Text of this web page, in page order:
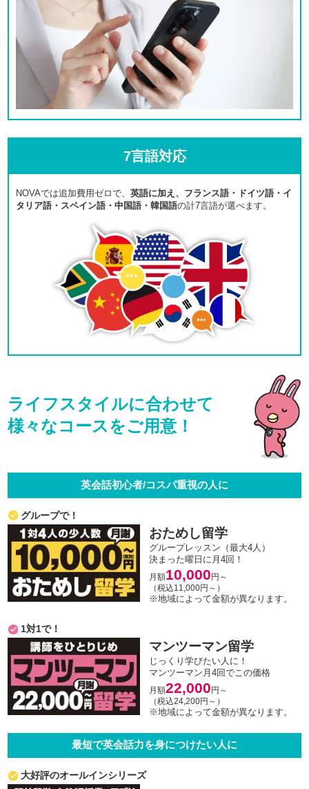
7言語対応
NOVAでは追加費用ゼロで、 英語に加え、フランス語・ドイツ語・イ
タリア語・スペイン語・中国語・韓国語の計7言語が選べます。
ライフスタイルに合わせて
様々なコースをご用意！
英会話初心者/コスパ重視の人に
グループで！
おためし留学
グループレッスン（最大4人）
決まった曜日に月4回！
月額10,000 円～
（税込11,000円～）
※地域によって金額が異なります。
1対1で！
マンツーマン留学
じっくり学びたい人に！
マンツーマン月4回でこの価格
月額22,000 円～
（税込24,200円～）
※地域によって金額が異なります。
最短で英会話力を身につけたい人に
大好評のオールインシリーズ